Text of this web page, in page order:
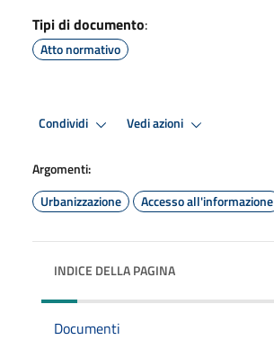
Tipi di documento:
Atto normativo
Condividi Vedi azioni
Argomenti:
Urbanizzazione
Accesso all'informazione
INDICE DELLA PAGINA
Documenti